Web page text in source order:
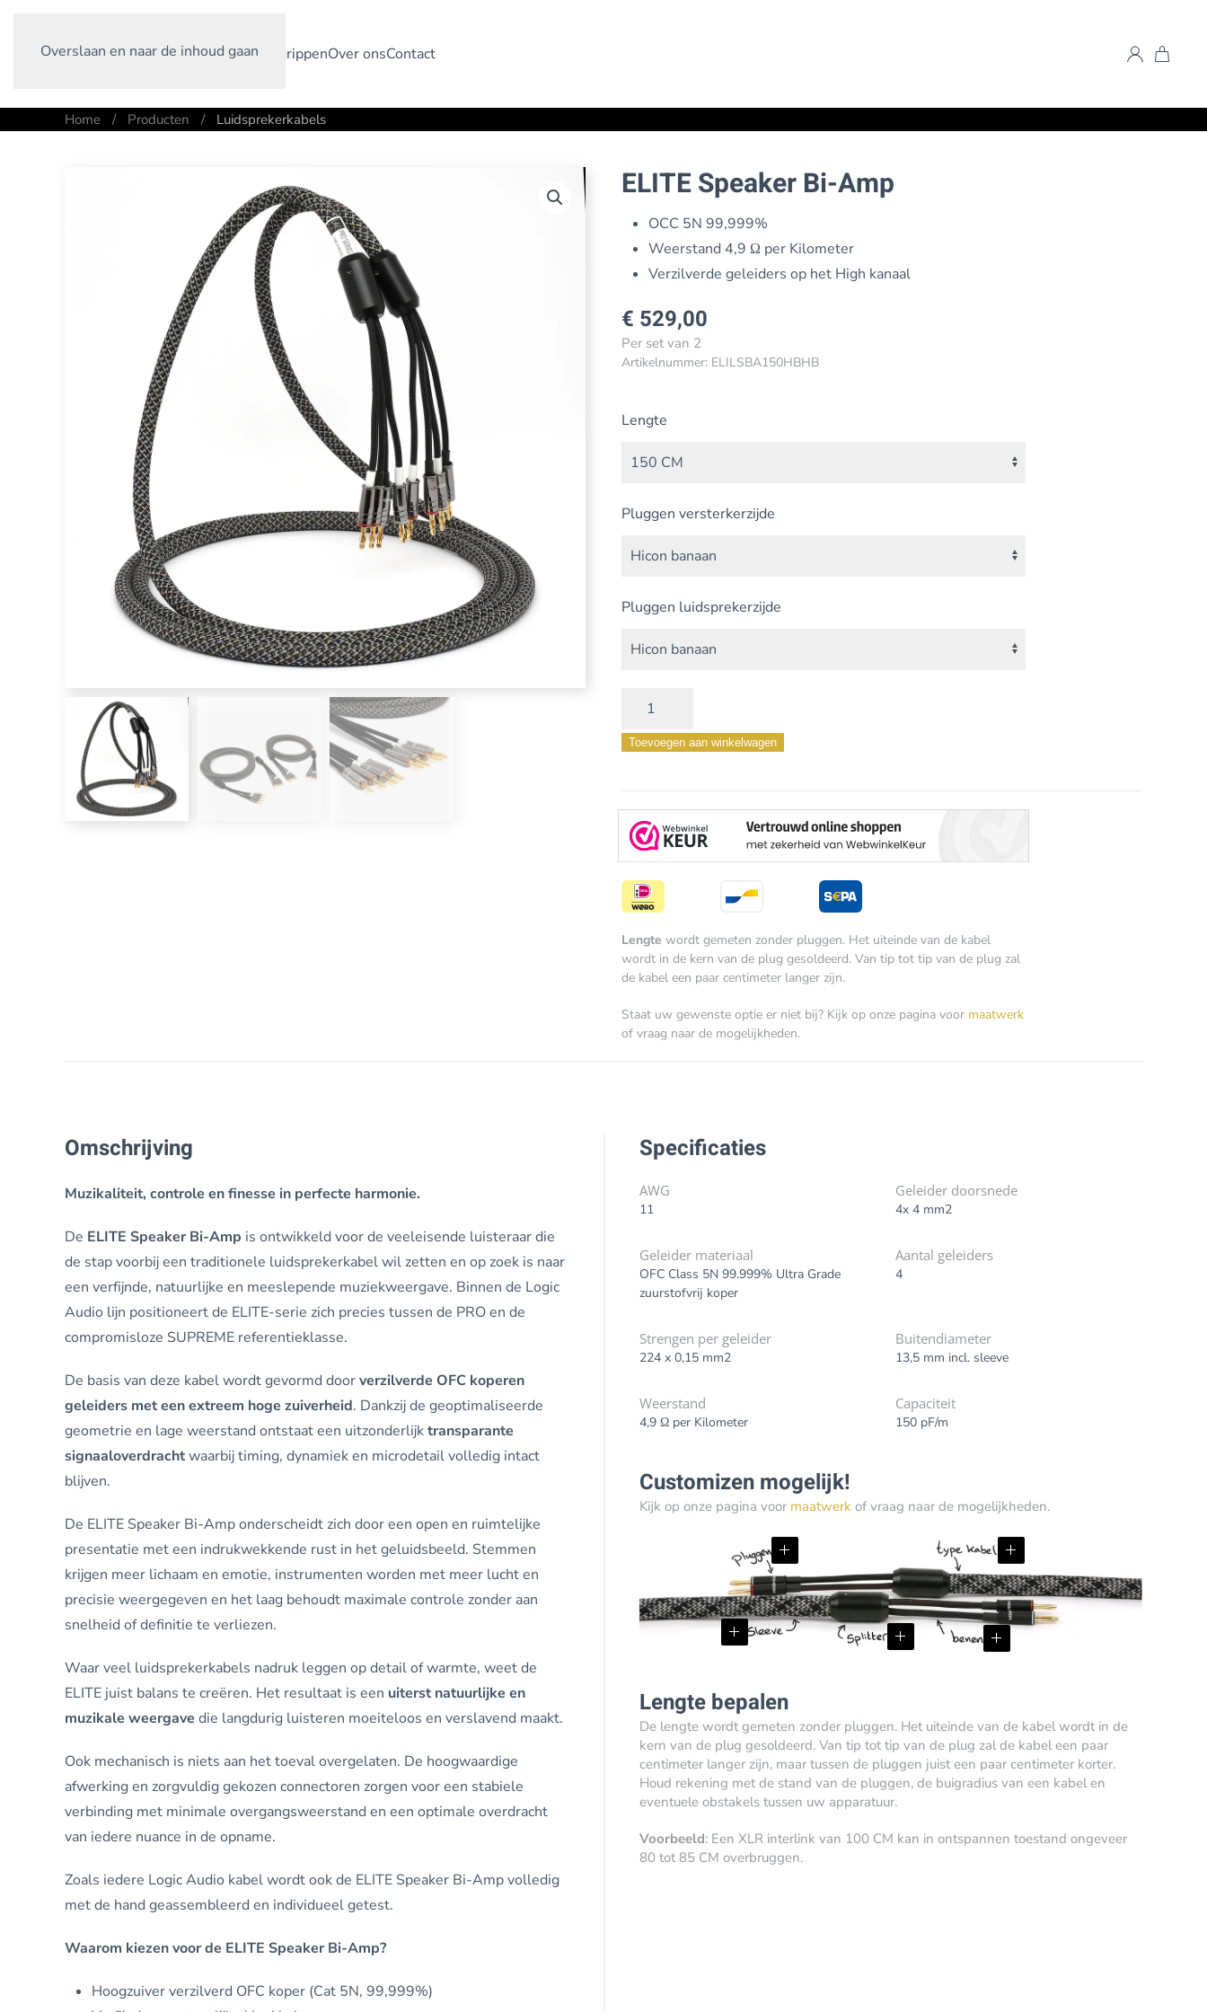
Overslaan en naar de inhoud gaan
Home ProductenMaatwerk BegrippenOver onsContact
Home Producten Luidsprekerkabels
ELITE Speaker Bi-Amp
OCC 5N 99,999%
Weerstand 4,9 Ω per Kilometer
Verzilverde geleiders op het High kanaal
€ 529,00
Per set van 2
Artikelnummer: ELILSBA150HBHB
Lengte
Pluggen versterkerzijde
Pluggen luidsprekerzijde
ELITE
Bi-
Toevoegen aan winkelwagen
Lengte wordt gemeten zonder pluggen. Het uiteinde van de kabel
wordt in de kern van de plug gesoldeerd. Van tip tot tip van de plug zal
de kabel een paar centimeter langer zijn.
Staat uw gewenste optie er niet bij? Kijk op onze pagina voor maatwerk
of vraag naar de mogelijkheden.
Omschrijving
Muzikaliteit, controle en finesse in perfecte harmonie.
De ELITE Speaker Bi-Amp is ontwikkeld voor de veeleisende luisteraar die
de stap voorbij een traditionele luidsprekerkabel wil zetten en op zoek is naar
een verfijnde, natuurlijke en meeslepende muziekweergave. Binnen de Logic
Audio lijn positioneert de ELITE-serie zich precies tussen de PRO en de
compromisloze SUPREME referentieklasse.
De basis van deze kabel wordt gevormd doorverzilverde OFC koperen
geleiders met een extreem hoge zuiverheid. Dankzij de geoptimaliseerde
geometrie en lage weerstand ontstaat een uitzonderlijktransparante
signaaloverdrachtwaarbij timing, dynamiek en microdetail volledig intact
blijven.
De ELITE Speaker Bi-Amp onderscheidt zich door een open en ruimtelijke
presentatie met een indrukwekkende rust in het geluidsbeeld. Stemmen
krijgen meer lichaam en emotie, instrumenten worden met meer lucht en
precisie weergegeven en het laag behoudt maximale controle zonder aan
snelheid of definitie te verliezen.
Waar veel luidsprekerkabels nadruk leggen op detail of warmte, weet de
ELITE juist balans te creëren. Het resultaat is een uiterst natuurlijke en
muzikale weergave die langdurig luisteren moeiteloos en verslavend maakt.
Ook mechanisch is niets aan het toeval overgelaten. De hoogwaardige
afwerking en zorgvuldig gekozen connectoren zorgen voor een stabiele
verbinding met minimale overgangsweerstand en een optimale overdracht
van iedere nuance in de opname.
Zoals iedere Logic Audio kabel wordt ook de ELITE Speaker Bi-Amp volledig
met de hand geassembleerd en individueel getest.
Waarom kiezen voor de ELITE Speaker Bi-Amp?
Hoogzuiver verzilverd OFC koper (Cat 5N, 99,999%)
Specificaties
AWG
11
Geleider doorsnede
4x 4 mm2
Geleider materiaal
OFC Class 5N 99.999% Ultra Grade
zuurstofvrij koper
Aantal geleiders
4
Strengen per geleider
224 x 0,15 mm2
Buitendiameter
13,5 mm incl. sleeve
Weerstand
4,9 Ω per Kilometer
Capaciteit
150 pF/m
Customizen mogelijk!
Kijk op onze pagina voor maatwerk of vraag naar de mogelijkheden.
Lengte bepalen
De lengte wordt gemeten zonder pluggen. Het uiteinde van de kabel wordt in de
kern van de plug gesoldeerd. Van tip tot tip van de plug zal de kabel een paar
centimeter langer zijn, maar tussen de pluggen juist een paar centimeter korter.
Houd rekening met de stand van de pluggen, de buigradius van een kabel en
eventuele obstakels tussen uw apparatuur.
Voorbeeld: Een XLR interlink van 100 CM kan in ontspannen toestand ongeveer
80 tot 85 CM overbruggen.